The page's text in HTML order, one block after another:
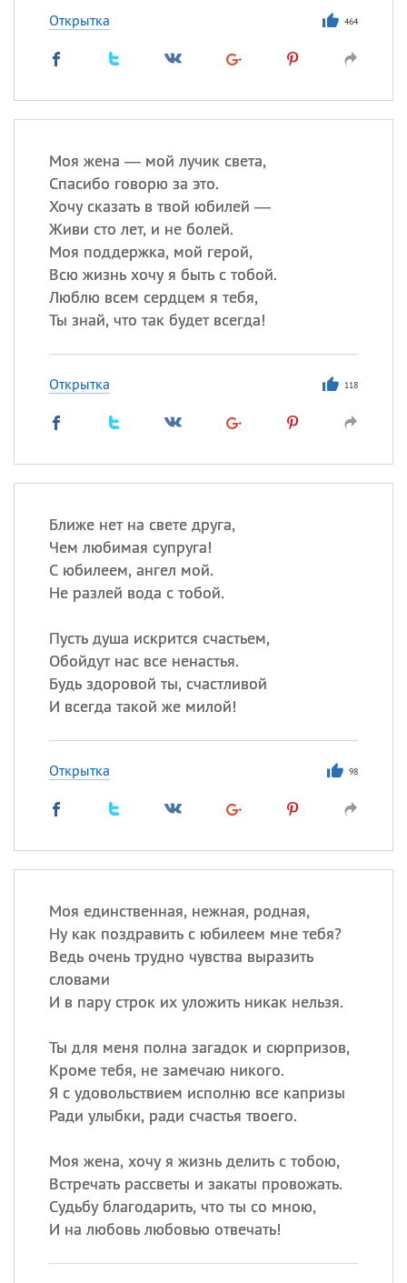
Открытка 464
Моя жена — мой лучик света,
Спасибо говорю за это.
Хочу сказать в твой юбилей —
Живи сто лет, и не болей.
Моя поддержка, мой герой,
Всю жизнь хочу я быть с тобой.
Люблю всем сердцем я тебя,
Ты знай, что так будет всегда!
Открытка 118
Ближе нет на свете друга,
Чем любимая супруга!
С юбилеем, ангел мой.
Не разлей вода с тобой.
Пусть душа искрится счастьем,
Обойдут нас все ненастья.
Будь здоровой ты, счастливой
И всегда такой же милой!
Открытка 98
Моя единственная, нежная, родная,
Ну как поздравить с юбилеем мне тебя?
Ведь очень трудно чувства выразить
словами
И в пару строк их уложить никак нельзя.
Ты для меня полна загадок и сюрпризов,
Кроме тебя, не замечаю никого.
Я с удовольствием исполню все капризы
Ради улыбки, ради счастья твоего.
Моя жена, хочу я жизнь делить с тобою,
Встречать рассветы и закаты провожать.
Судьбу благодарить, что ты со мною,
И на любовь любовью отвечать!